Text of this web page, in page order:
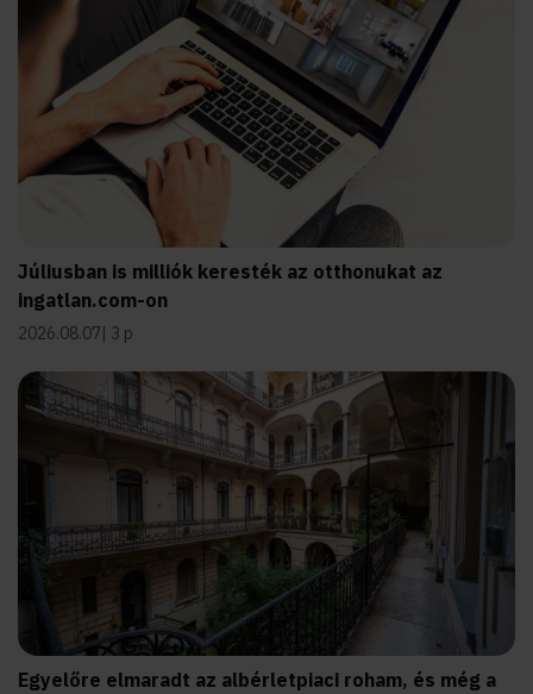
Júliusban is milliók keresték az otthonukat az
ingatlan.com-on
2026.08.07 3 p
Egyelőre elmaradt az albérletpiaci roham, és még a